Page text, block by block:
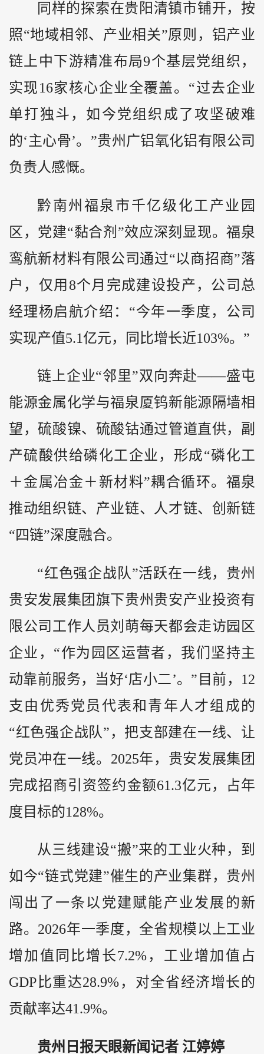
同样的探索在贵阳清镇市铺开，按
照“地域相邻、产业相关”原则，铝产业
链上中下游精准布局9个基层党组织，
实现16家核心企业全覆盖。“过去企业
单打独斗，如今党组织成了攻坚破难
的‘主心骨’。”贵州广铝氧化铝有限公司
负责人感慨。
黔南州福泉市千亿级化工产业园
区，党建“黏合剂”效应深刻显现。福泉
鸾航新材料有限公司通过“以商招商”落
户，仅用8个月完成建设投产，公司总
经理杨启航介绍：“今年一季度，公司
实现产值5.1亿元，同比增长近103%。”
链上企业“邻里”双向奔赴——盛屯
能源金属化学与福泉厦钨新能源隔墙相
望，硫酸镍、硫酸钴通过管道直供，副
产硫酸供给磷化工企业，形成“磷化工
＋金属冶金＋新材料”耦合循环。福泉
推动组织链、产业链、人才链、创新链
“四链”深度融合。
“红色强企战队”活跃在一线，贵州
贵安发展集团旗下贵州贵安产业投资有
限公司工作人员刘萌每天都会走访园区
企业，“作为园区运营者，我们坚持主
动靠前服务，当好‘店小二’。”目前，12
支由优秀党员代表和青年人才组成的
“红色强企战队”，把支部建在一线、让
党员冲在一线。2025年，贵安发展集团
完成招商引资签约金额61.3亿元，占年
度目标的128%。
从三线建设“搬”来的工业火种，到
如今“链式党建”催生的产业集群，贵州
闯出了一条以党建赋能产业发展的新
路。2026年一季度，全省规模以上工业
增加值同比增长7.2%，工业增加值占
GDP比重达28.9%，对全省经济增长的
贡献率达41.9%。
贵州日报天眼新闻记者 江婷婷